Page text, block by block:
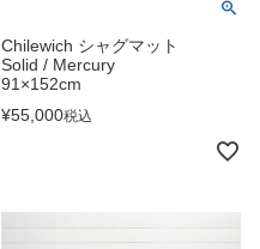
Chilewich シャグマット
Solid / Mercury
91×152cm
¥55,000税込